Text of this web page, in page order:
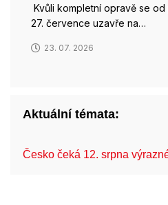
Kvůli kompletní opravě se
27. července uzavře na…
23. 07. 2026
Aktuální témata:
Česko čeká 12. srpna